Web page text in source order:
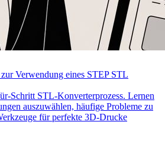
Verwendung eines STEP STL
Schritt STL-Konverterprozess. Lernen
auszuwählen, häufige Probleme zu
für perfekte 3D-Drucke